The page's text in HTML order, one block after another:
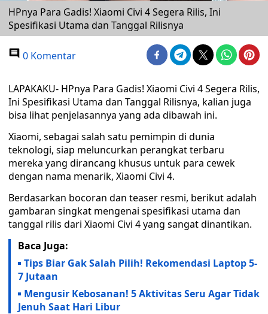
HPnya Para Gadis! Xiaomi Civi 4 Segera Rilis, Ini
Spesifikasi Utama dan Tanggal Rilisnya
0 Komentar
LAPAKAKU- HPnya Para Gadis! Xiaomi Civi 4 Segera Rilis,
Ini Spesifikasi Utama dan Tanggal Rilisnya, kalian juga
bisa lihat penjelasannya yang ada dibawah ini.
Xiaomi, sebagai salah satu pemimpin di dunia
teknologi, siap meluncurkan perangkat terbaru
mereka yang dirancang khusus untuk para cewek
dengan nama menarik, Xiaomi Civi 4.
Berdasarkan bocoran dan teaser resmi, berikut adalah
gambaran singkat mengenai spesifikasi utama dan
tanggal rilis dari Xiaomi Civi 4 yang sangat dinantikan.
Baca Juga:
Tips Biar Gak Salah Pilih! Rekomendasi Laptop 5-
7 Jutaan
Mengusir Kebosanan! 5 Aktivitas Seru Agar Tidak
Jenuh Saat Hari Libur